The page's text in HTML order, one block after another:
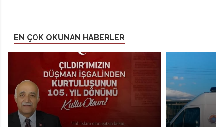
EN ÇOK OKUNAN HABERLER